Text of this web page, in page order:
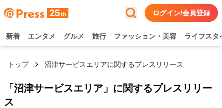
ログイン/会員登録
新着 エンタメ グルメ 旅行 ファッション・美容 ライフスタ
トップ 沼津サービスエリアに関するプレスリリース
「 沼津サービスエリア 」に関するプレスリリー
ス